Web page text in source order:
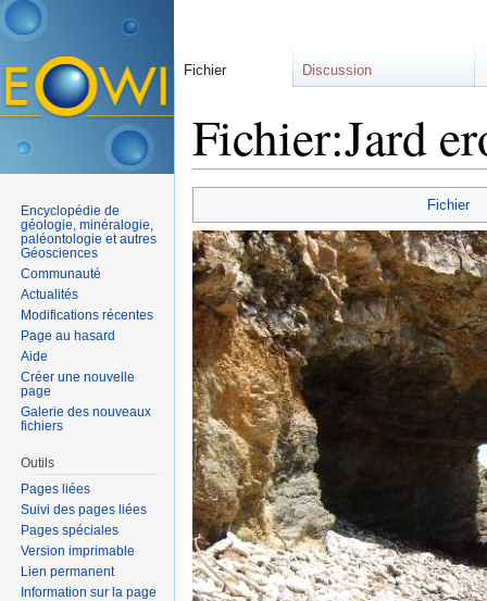
Fichier:Jard
Fichier
Fichier Discussion
Encyclopédie de
géologie, minéralogie,
paléontologie et autres
Géosciences
Communauté
Actualités
Modifications récentes
Page au hasard
Aide
Créer une nouvelle
page
Galerie des nouveaux
fichiers
Outils
Pages liées
Suivi des pages liées
Pages spéciales
Version imprimable
Lien permanent
Information sur la page